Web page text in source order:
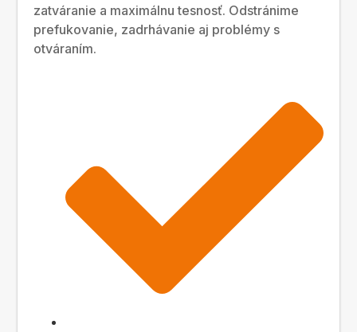
zatváranie a maximálnu tesnosť. Odstránime
prefukovanie, zadrhávanie aj problémy s
otváraním.